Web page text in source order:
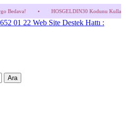
HOSGELDIN30 Kodunu Kullanmayı Unutma!
01 22 Web Site Destek Hattı :
Ara